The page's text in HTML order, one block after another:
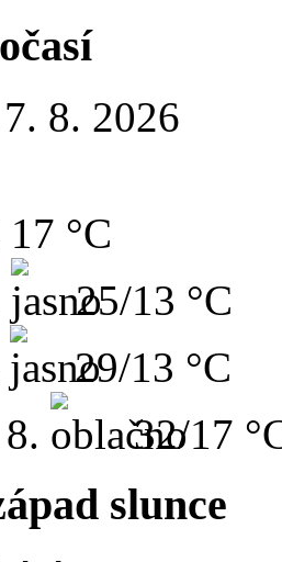
8. 2026
17 °C
25/13 °C
29/13 °C
32/17
slunce